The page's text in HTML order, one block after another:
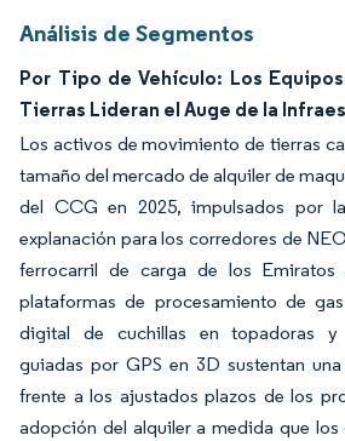
Análisis de Segmentos
Por Tipo de Vehículo: Los
Tierras Lideran el Auge de la
Los activos de movimiento de tierras
tamaño del mercado de alquiler de
del CCG en 2025, impulsados por
explanación para los corredores de
ferrocarril de carga de los Emiratos
plataformas de procesamiento de
digital de cuchillas en topadoras y
guiadas por GPS en 3D sustentan
frente a los ajustados plazos de los
adopción del alquiler a medida que los